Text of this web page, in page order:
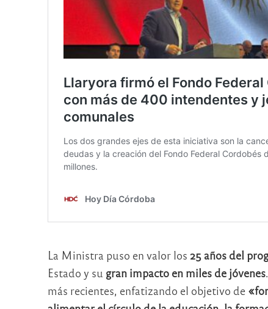
La Ministra puso en valor los 25 años del
Estado y su gran impacto en miles de jóvenes
más recientes, enfatizando el objetivo de